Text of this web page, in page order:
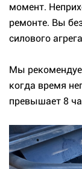
момент.
ремонте. Вы
силового
Мы
когда время
превышает 8